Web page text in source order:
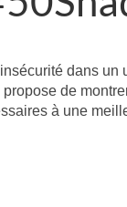
dans un
de
à une